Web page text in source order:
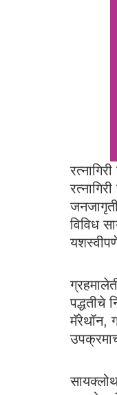
विविध
पद्धतीचे
मॅरेथॉन,